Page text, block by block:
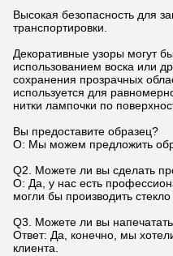
Высокая безопасность для
транспортировки.
Декоративные узоры могут
использованием воска или
сохранения прозрачных
используется для
нитки лампочки по
Вы предоставите образец?
О: Мы можем предложить
Q2. Можете ли вы сделать
О: Да, у нас есть
могли бы производить
Q3. Можете ли вы
Ответ: Да, конечно, мы
клиента.